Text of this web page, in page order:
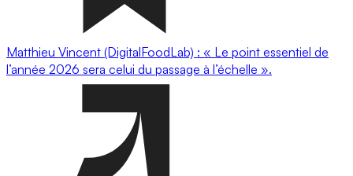
Matthieu Vincent (DigitalFoodLab) : « Le point essentiel de
l’année 2026 sera celui du passage à l’échelle ».